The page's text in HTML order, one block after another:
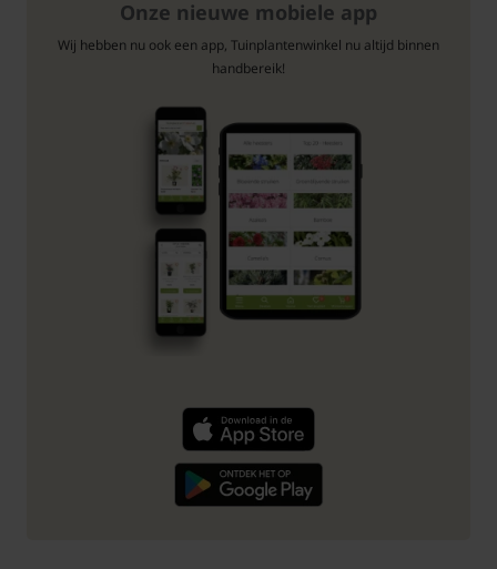
Onze nieuwe mobiele app
Wij hebben nu ook een app, Tuinplantenwinkel nu altijd binnen
handbereik!